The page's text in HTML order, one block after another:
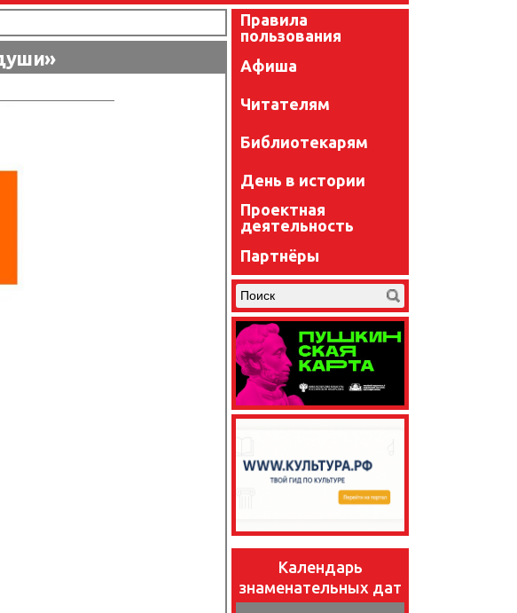
Правила
пользования
Афиша
Читателям
Библиотекарям
День в истории
Проектная
деятельность
Партнёры
Календарь
знаменательных дат